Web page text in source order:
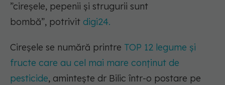
”cireșele, pepenii și strugurii sunt
bombă”, potrivit digi24.
Cireșele se numără printre TOP 12 legume și
fructe care au cel mai mare conținut de
pesticide, amintește dr Bilic într-o postare pe